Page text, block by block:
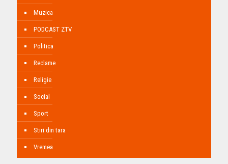
Muzica
PODCAST ZTV
Politica
Reclame
Religie
Social
Sport
Stiri din tara
Vremea